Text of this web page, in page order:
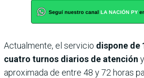
Actualmente, el servicio dispone de
cuatro turnos diarios de atención
aproximada de entre 48 y 72 horas